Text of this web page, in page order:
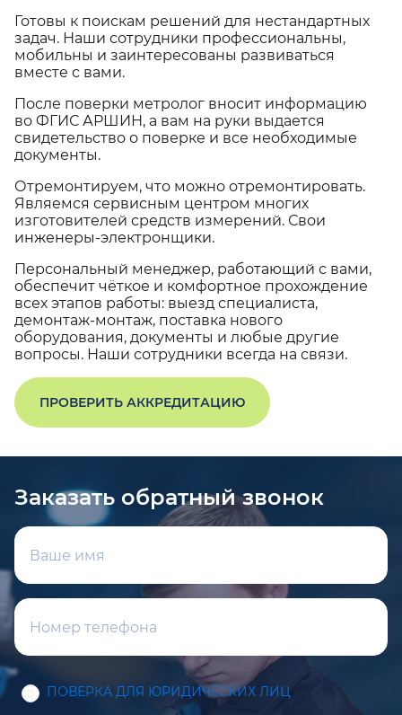
Готовы к поискам решений для нестандартных
задач. Наши сотрудники профессиональны,
мобильны и заинтересованы развиваться
вместе с вами.
После поверки метролог вносит информацию
во ФГИС АРШИН, а вам на руки выдается
свидетельство о поверке и все необходимые
документы.
Отремонтируем, что можно отремонтировать.
Являемся сервисным центром многих
изготовителей средств измерений. Свои
инженеры-электронщики.
Персональный менеджер, работающий с вами,
обеспечит чёткое и комфортное прохождение
всех этапов работы: выезд специалиста,
демонтаж-монтаж, поставка нового
оборудования, документы и любые другие
вопросы. Наши сотрудники всегда на связи.
ПРОВЕРИТЬ АККРЕДИТАЦИЮ
Заказать обратный звонок
ПОВЕРКА ДЛЯ ЮРИДИЧЕСКИХ ЛИЦ